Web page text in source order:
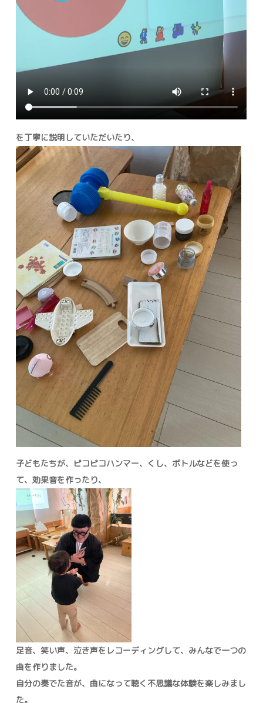
を丁寧に説明していただいたり、
子どもたちが、ピコピコハンマー、くし、ボトルなどを使っ
て、効果音を作ったり、
足音、笑い声、泣き声をレコーディングして、みんなで一つの
曲を作りました。
自分の奏でた音が、曲になって聴く不思議な体験を楽しみまし
た。